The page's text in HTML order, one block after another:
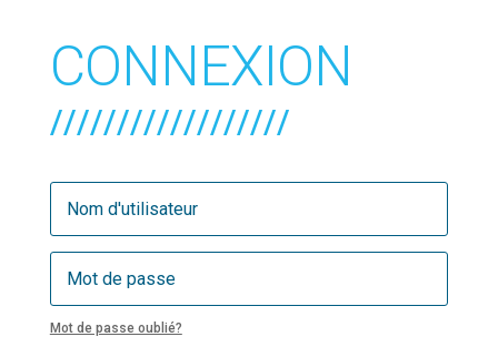
CONNEXION
//////////////////
Mot de passe oublié?